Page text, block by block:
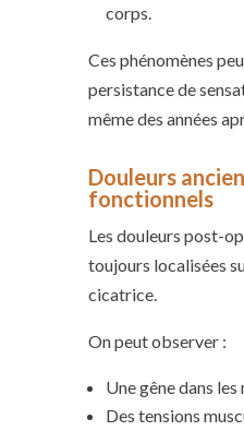
corps.
Ces phénomènes
persistance de
même des années
Douleurs
fonctionnels
Les douleurs post-
toujours localisées
cicatrice.
On peut observer :
Une gêne dans
Des tensions